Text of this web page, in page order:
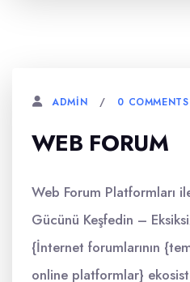
ADMIN 0 COMMENTS
WEB FORUM
Web Forum Platformları
Gücünü Keşfedin –
{İnternet forumlarının
online platformlar}